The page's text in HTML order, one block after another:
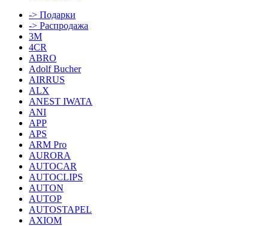
-> Подарки
-> Распродажа
3M
4CR
ABRO
Adolf Bucher
AIRRUS
ALX
ANEST IWATA
ANI
APP
APS
ARM Pro
AURORA
AUTOCAR
AUTOCLIPS
AUTON
AUTOP
AUTOSTAPEL
AXIOM